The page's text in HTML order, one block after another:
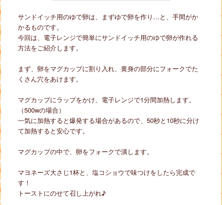
サンドイッチ用のゆで卵は、まずゆで卵を作り…と、手間がか
かるものです。
今回は、電子レンジで簡単にサンドイッチ用のゆで卵が作れる
方法をご紹介します。
まず、卵をマグカップに割り入れ、黄身の部分にフォークでた
くさん穴をあけます。
マグカップにラップをかけ、電子レンジで1分間加熱します。
（500wの場合）
一気に加熱すると爆発する場合があるので、50秒と10秒に分け
て加熱すると安心です。
マグカップの中で、卵をフォークで潰します。
マヨネーズ大さじ1杯と、塩コショウで味つけをしたら完成で
す！
トーストにのせて召し上がれ♪